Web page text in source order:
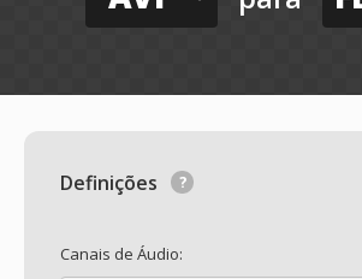
Definições
Canais de Áudio: